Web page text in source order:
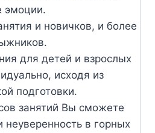
эмоции.
и новичков, и более
для детей и взрослых
исходя из
подготовки.
занятий Вы сможете
неуверенность в горных